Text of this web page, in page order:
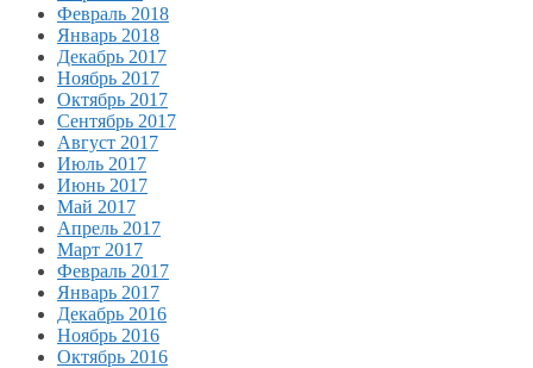
Февраль 2018
Январь 2018
Декабрь 2017
Ноябрь 2017
Октябрь 2017
Сентябрь 2017
Август 2017
Июль 2017
Июнь 2017
Май 2017
Апрель 2017
Март 2017
Февраль 2017
Январь 2017
Декабрь 2016
Ноябрь 2016
Октябрь 2016